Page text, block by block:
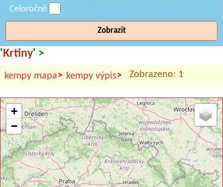
Celoročně
Zobrazit
' Krtiny' >
kempy mapa> kempy výpis> Zobrazeno: 1
+
−